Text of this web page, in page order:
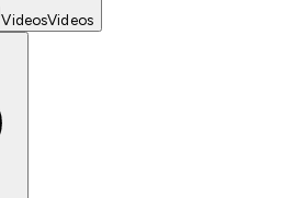
VideosVideos